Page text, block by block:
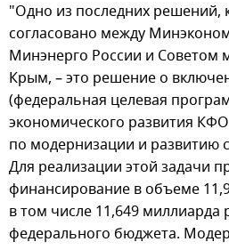
"Одно из последних решений,
согласовано между
Минэнерго России и Советом
Крым, – это решение о
(федеральная целевая
экономического развития
по модернизации и развитию
Для реализации этой задачи
финансирование в объеме
в том числе 11,649 миллиарда
федерального бюджета.